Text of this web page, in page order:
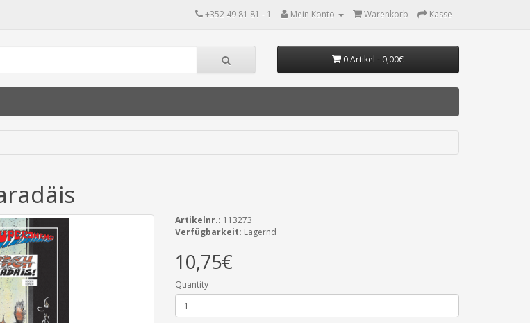
+352 49 81 81 - 1 Mein Konto Warenkorb Kasse
0 Artikel - 0,00€
Artikelnr.: 113273
Verfügbarkeit: Lagernd
10,75€
Quantity